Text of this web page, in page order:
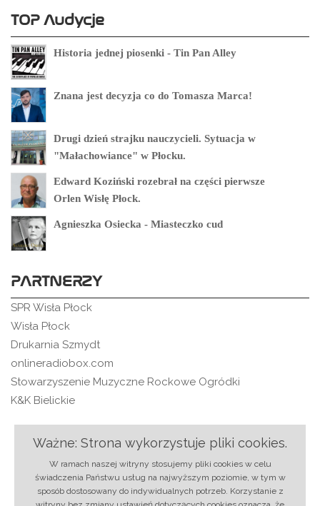
TOP Audycje
Historia jednej piosenki - Tin Pan Alley
Znana jest decyzja co do Tomasza Marca!
Drugi dzień strajku nauczycieli. Sytuacja w
"Małachowiance" w Płocku.
Edward Koziński rozebrał na części pierwsze
Orlen Wisłę Płock.
Agnieszka Osiecka - Miasteczko cud
PARTNERZY
SPR Wisła Płock
Wisła Płock
Drukarnia Szmydt
onlineradiobox.com
Stowarzyszenie Muzyczne Rockowe Ogródki
K&K Bielickie
Ważne: Strona wykorzystuje pliki cookies.
W ramach naszej witryny stosujemy pliki cookies w celu
świadczenia Państwu usług na najwyższym poziomie, w tym w
sposób dostosowany do indywidualnych potrzeb. Korzystanie z
O nas|Regulamin|Ochrona danych|Reklama
RSS |Kontakt
© 2018 rmixx.pl | Projekt i realizacja:Strony